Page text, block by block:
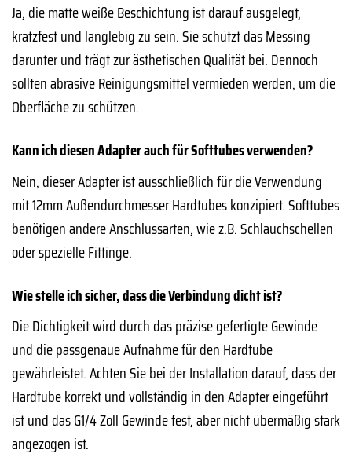
Ja, die matte weiße Beschichtung ist darauf ausgelegt,
kratzfest und langlebig zu sein. Sie schützt das Messing
darunter und trägt zur ästhetischen Qualität bei. Dennoch
sollten abrasive Reinigungsmittel vermieden werden, um die
Oberfläche zu schützen.
Kann ich diesen Adapter auch für Softtubes verwenden?
Nein, dieser Adapter ist ausschließlich für die Verwendung
mit 12mm Außendurchmesser Hardtubes konzipiert. Softtubes
benötigen andere Anschlussarten, wie z.B. Schlauchschellen
oder spezielle Fittinge.
Wie stelle ich sicher, dass die Verbindung dicht ist?
Die Dichtigkeit wird durch das präzise gefertigte Gewinde
und die passgenaue Aufnahme für den Hardtube
gewährleistet. Achten Sie bei der Installation darauf, dass der
Hardtube korrekt und vollständig in den Adapter eingeführt
ist und das G1/4 Zoll Gewinde fest, aber nicht übermäßig stark
angezogen ist.